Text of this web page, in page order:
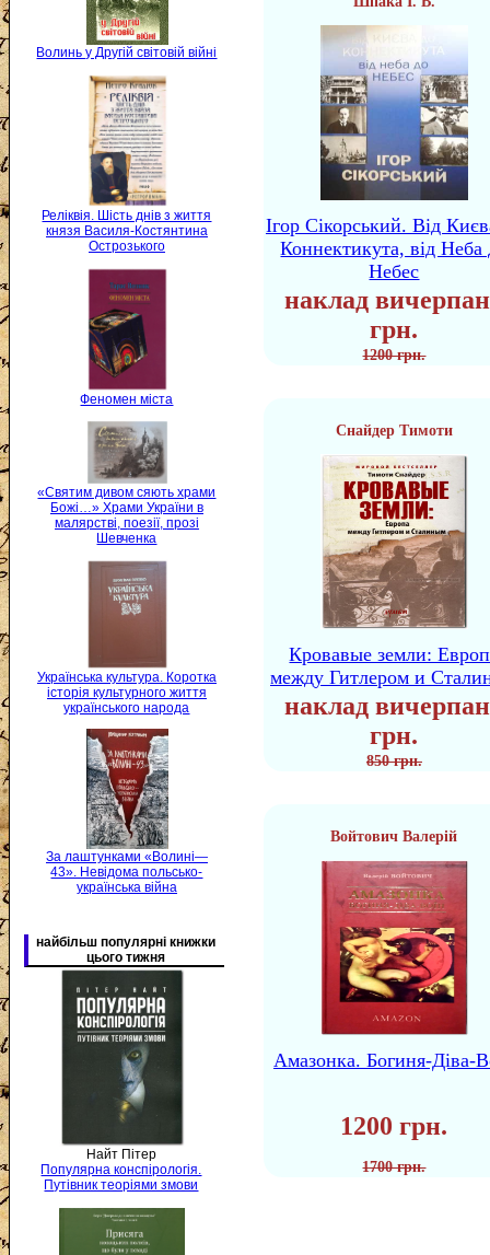
Волинь у Другій світовій війні
Реліквія. Шість днів з життя
князя Василя-Костянтина
Острозького
Феномен міста
«Святим дивом сяють храми
Божі…» Храми України в
малярстві, поезії, прозі
Шевченка
Українська культура. Коротка
історія культурного життя
українського народа
За лаштунками «Волині—
43». Невідома польсько-
українська війна
найбільш популярні книжки
цього тижня
Найт Пітер
Популярна конспірологія.
Путівник теоріями змови
Ігор Сікорський. Від
Коннектикута, від Неба
Небес
наклад
грн.
1200 грн.
Снайдер Тимоти
Кровавые земли:
между Гитлером и
наклад
грн.
850 грн.
Войтович Валерій
Амазонка. Богиня-Діва-
1200 грн.
1700 грн.